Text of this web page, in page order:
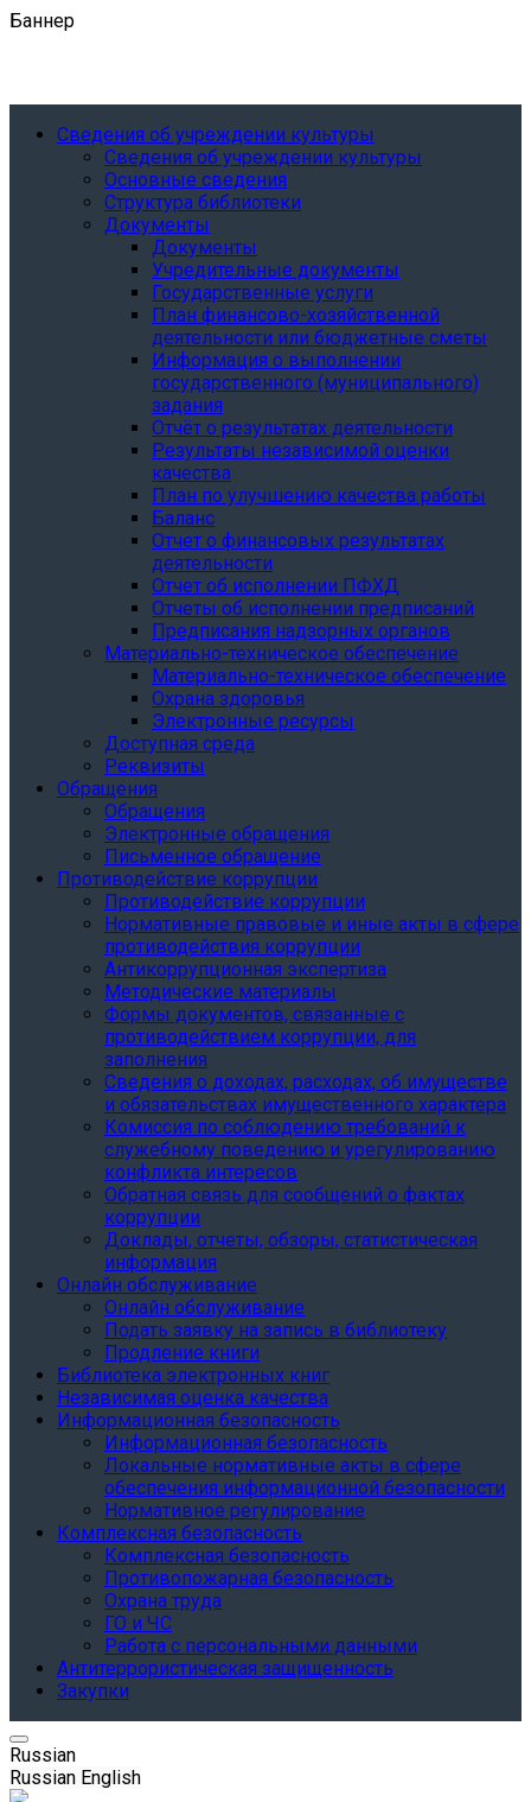
Баннер
Сведения об учреждении культуры
Сведения об учреждении культуры
Основные сведения
Структура библиотеки
Документы
Документы
Учредительные документы
Государственные услуги
План финансово-хозяйственной
деятельности или бюджетные сметы
Информация о выполнении
государственного (муниципального)
задания
Отчёт о результатах деятельности
Результаты независимой оценки
качества
План по улучшению качества работы
Баланс
Отчет о финансовых результатах
деятельности
Отчет об исполнении ПФХД
Отчеты об исполнении предписаний
Предписания надзорных органов
Материально-техническое обеспечение
Материально-техническое обеспечение
Охрана здоровья
Электронные ресурсы
Доступная среда
Реквизиты
Обращения
Обращения
Электронные обращения
Письменное обращение
Противодействие коррупции
Противодействие коррупции
Нормативные правовые и иные акты в сфере
противодействия коррупции
Антикоррупционная экспертиза
Методические материалы
Формы документов, связанные с
противодействием коррупции, для
заполнения
Сведения о доходах, расходах, об имуществе
и обязательствах имущественного характера
Комиссия по соблюдению требований к
служебному поведению и урегулированию
конфликта интересов
Обратная связь для сообщений о фактах
коррупции
Доклады, отчеты, обзоры, статистическая
информация
Онлайн обслуживание
Онлайн обслуживание
Подать заявку на запись в библиотеку
Продление книги
Библиотека электронных книг
Независимая оценка качества
Информационная безопасность
Информационная безопасность
Локальные нормативные акты в сфере
обеспечения информационной безопасности
Нормативное регулирование
Комплексная безопасность
Комплексная безопасность
Противопожарная безопасность
Охрана труда
ГО и ЧС
Работа с персональными данными
Антитеррористическая защищенность
Закупки
Russian
Russian English